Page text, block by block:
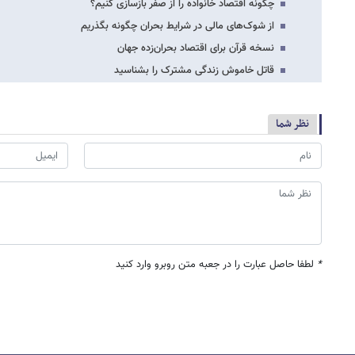
چگونه اقتصاد خانواده را از صفر بازسازی کنیم؟
از شوک‌های مالی در شرایط بحران چگونه بگذریم
نسخه قرآن برای اقتصاد بحران‌زده جهان
قاتل خاموش زندگی مشترک را بشناسید
نظر شما
* لطفا حاصل عبارت را در جعبه متن روبرو وارد کنید